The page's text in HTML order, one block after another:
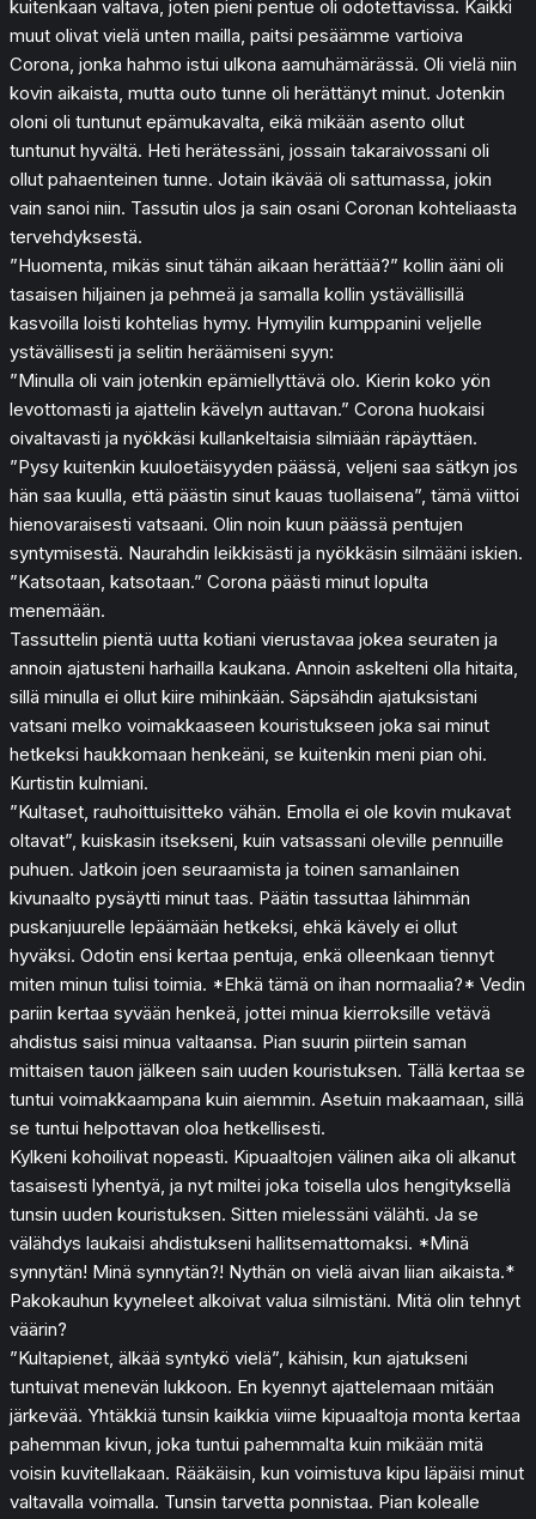
kuitenkaan valtava, joten pieni pentue oli odotettavissa. Kaikki
muut olivat vielä unten mailla, paitsi pesäämme vartioiva
Corona, jonka hahmo istui ulkona aamuhämärässä. Oli vielä niin
kovin aikaista, mutta outo tunne oli herättänyt minut. Jotenkin
oloni oli tuntunut epämukavalta, eikä mikään asento ollut
tuntunut hyvältä. Heti herätessäni, jossain takaraivossani oli
ollut pahaenteinen tunne. Jotain ikävää oli sattumassa, jokin
vain sanoi niin. Tassutin ulos ja sain osani Coronan kohteliaasta
tervehdyksestä.
”Huomenta, mikäs sinut tähän aikaan herättää?” kollin ääni oli
tasaisen hiljainen ja pehmeä ja samalla kollin ystävällisillä
kasvoilla loisti kohtelias hymy. Hymyilin kumppanini veljelle
ystävällisesti ja selitin heräämiseni syyn:
”Minulla oli vain jotenkin epämiellyttävä olo. Kierin koko yön
levottomasti ja ajattelin kävelyn auttavan.” Corona huokaisi
oivaltavasti ja nyökkäsi kullankeltaisia silmiään räpäyttäen.
”Pysy kuitenkin kuuloetäisyyden päässä, veljeni saa sätkyn jos
hän saa kuulla, että päästin sinut kauas tuollaisena”, tämä viittoi
hienovaraisesti vatsaani. Olin noin kuun päässä pentujen
syntymisestä. Naurahdin leikkisästi ja nyökkäsin silmääni iskien.
”Katsotaan, katsotaan.” Corona päästi minut lopulta
menemään.
Tassuttelin pientä uutta kotiani vierustavaa jokea seuraten ja
annoin ajatusteni harhailla kaukana. Annoin askelteni olla hitaita,
sillä minulla ei ollut kiire mihinkään. Säpsähdin ajatuksistani
vatsani melko voimakkaaseen kouristukseen joka sai minut
hetkeksi haukkomaan henkeäni, se kuitenkin meni pian ohi.
Kurtistin kulmiani.
”Kultaset, rauhoittuisitteko vähän. Emolla ei ole kovin mukavat
oltavat”, kuiskasin itsekseni, kuin vatsassani oleville pennuille
puhuen. Jatkoin joen seuraamista ja toinen samanlainen
kivunaalto pysäytti minut taas. Päätin tassuttaa lähimmän
puskanjuurelle lepäämään hetkeksi, ehkä kävely ei ollut
hyväksi. Odotin ensi kertaa pentuja, enkä olleenkaan tiennyt
miten minun tulisi toimia. *Ehkä tämä on ihan normaalia?* Vedin
pariin kertaa syvään henkeä, jottei minua kierroksille vetävä
ahdistus saisi minua valtaansa. Pian suurin piirtein saman
mittaisen tauon jälkeen sain uuden kouristuksen. Tällä kertaa se
tuntui voimakkaampana kuin aiemmin. Asetuin makaamaan, sillä
se tuntui helpottavan oloa hetkellisesti.
Kylkeni kohoilivat nopeasti. Kipuaaltojen välinen aika oli alkanut
tasaisesti lyhentyä, ja nyt miltei joka toisella ulos hengityksellä
tunsin uuden kouristuksen. Sitten mielessäni välähti. Ja se
välähdys laukaisi ahdistukseni hallitsemattomaksi. *Minä
synnytän! Minä synnytän?! Nythän on vielä aivan liian aikaista.*
Pakokauhun kyyneleet alkoivat valua silmistäni. Mitä olin tehnyt
väärin?
”Kultapienet, älkää syntykö vielä”, kähisin, kun ajatukseni
tuntuivat menevän lukkoon. En kyennyt ajattelemaan mitään
järkevää. Yhtäkkiä tunsin kaikkia viime kipuaaltoja monta kertaa
pahemman kivun, joka tuntui pahemmalta kuin mikään mitä
voisin kuvitellakaan. Rääkäisin, kun voimistuva kipu läpäisi minut
valtavalla voimalla. Tunsin tarvetta ponnistaa. Pian kolealle